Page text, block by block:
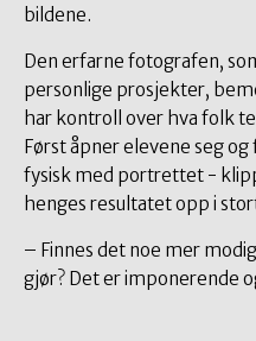
bildene.
Den erfarne fotografen,
personlige prosjekter,
har kontroll over hva folk
Først åpner elevene seg
fysisk med portrettet -
henges resultatet opp i
– Finnes det noe mer
gjør? Det er imponerende